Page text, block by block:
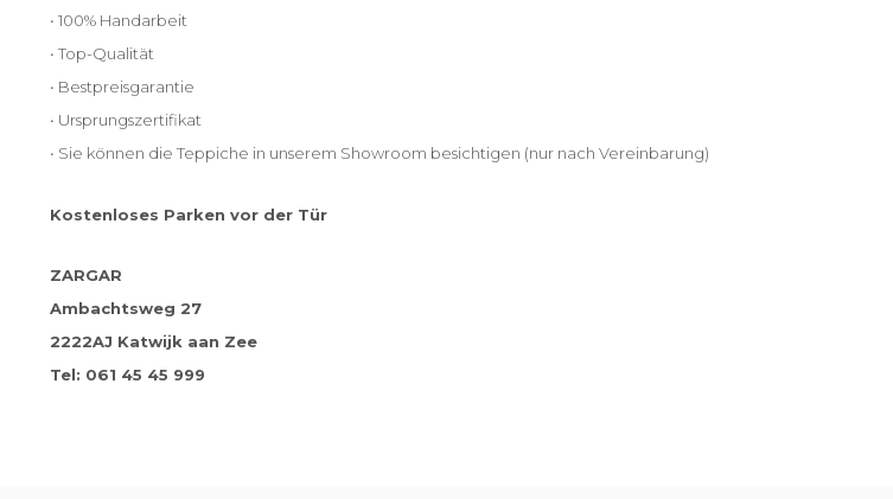
• 100% Handarbeit
• Top-Qualität
• Bestpreisgarantie
• Ursprungszertifikat
• Sie können die Teppiche in unserem Showroom besichtigen (nur nach Vereinbarung)
Kostenloses Parken vor der Tür
ZARGAR
Ambachtsweg 27
2222AJ Katwijk aan Zee
Tel: 061 45 45 999